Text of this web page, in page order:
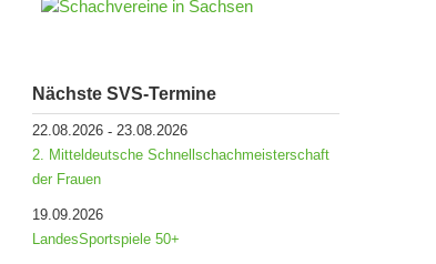
Nächste SVS-Termine
22.08.2026- 23.08.2026
2. Mitteldeutsche Schnellschachmeisterschaft
der Frauen
19.09.2026
LandesSportspiele 50+